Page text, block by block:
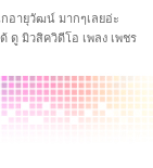
อายุวัฒน์ มากๆเลยอ่ะ
ดู มิวสิควิดีโอ เพลง เพชร